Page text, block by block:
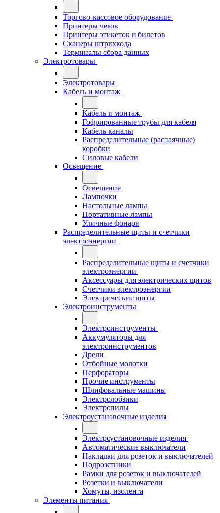
Торгово-кассовое оборудование
Принтеры чеков
Принтеры этикеток и билетов
Сканеры штрихкода
Терминалы сбора данных
Электротовары
Электротовары
Кабель и монтаж
Кабель и монтаж
Гофрированные трубы для кабеля
Кабель-каналы
Распределительные (распаячные)
коробки
Силовые кабели
Освещение
Освещение
Лампочки
Настольные лампы
Портативные лампы
Уличные фонари
Распределительные щиты и счетчики
электроэнергии
Распределительные щиты и счетчики
электроэнергии
Аксессуары для электрических щитов
Счетчики электроэнергии
Электрические щиты
Электроинструменты
Электроинструменты
Аккумуляторы для
электроинструментов
Дрели
Отбойные молотки
Перфораторы
Прочие инструменты
Шлифовальные машины
Электролобзики
Электропилы
Электроустановочные изделия
Электроустановочные изделия
Автоматические выключатели
Накладки для розеток и выключателей
Подрозетники
Рамки для розеток и выключателей
Розетки и выключатели
Хомуты, изолента
Элементы питания